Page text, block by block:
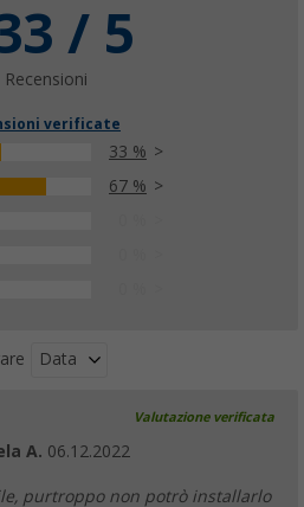
quattro stagioni Dwt Carat
00€
/ 5
Recensioni
verificate
33 %
67 %
Data
Valutazione verificata
A. 06.12.2022
purtroppo non potrò installarlo